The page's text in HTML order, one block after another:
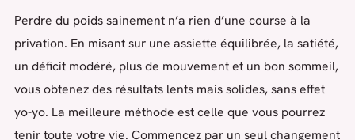
Perdre du poids sainement n’a rien d’une course à la
privation. En misant sur une assiette équilibrée, la satiété,
un déficit modéré, plus de mouvement et un bon sommeil,
vous obtenez des résultats lents mais solides, sans effet
yo-yo. La meilleure méthode est celle que vous pourrez
tenir toute votre vie. Commencez par un seul changement